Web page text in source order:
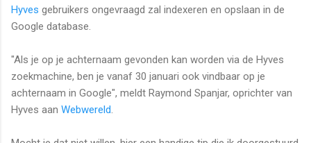
Hyves gebruikers ongevraagd zal indexeren en opslaan in de
Google database.
"Als je op je achternaam gevonden kan worden via de Hyves
zoekmachine, ben je vanaf 30 januari ook vindbaar op je
achternaam in Google", meldt Raymond Spanjar, oprichter van
Hyves aan Webwereld